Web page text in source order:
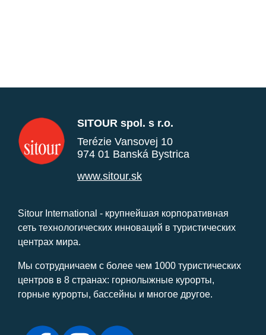
SITOUR spol. s r.o.
Terézie Vansovej 10
974 01 Banská Bystrica
www.sitour.sk
Sitour International - крупнейшая корпоративная
сеть технологических инноваций в туристических
центрах мира.
Мы сотрудничаем с более чем 1000 туристических
центров в 8 странах: горнолыжные курорты,
горные курорты, бассейны и многое другое.